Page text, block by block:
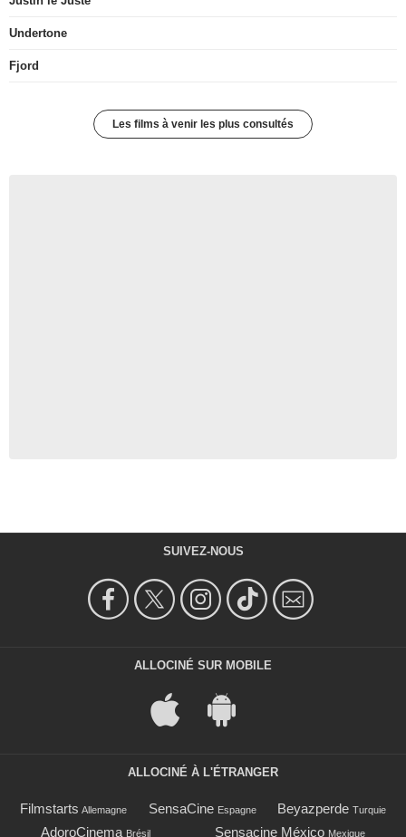
Undertone
Fjord
Les films à venir les plus consultés
SUIVEZ-NOUS
ALLOCINÉ SUR MOBILE
ALLOCINÉ À L'ÉTRANGER
Filmstarts Allemagne SensaCine Espagne Beyazperde Turquie
AdoroCinema Brésil Sensacine México Mexique